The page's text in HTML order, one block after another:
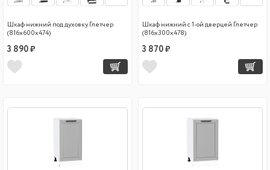
Шкаф нижний под духовку Глетчер
(816х600х474)
3 890 ₽
Шкаф нижний с 1-ой дверцей Глетчер
(816х300х478)
3 870 ₽